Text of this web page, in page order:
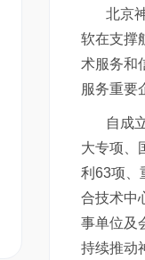
北京
软在支撑
术服务和
服务重要
自成
大专项、
利63项、
合技术中
事单位及
持续推动